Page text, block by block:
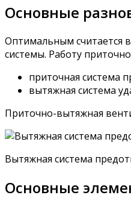
Основные
Оптимальным считается
системы. Работу
приточная система
вытяжная система
Приточно-вытяжная
Вытяжная система
Основные